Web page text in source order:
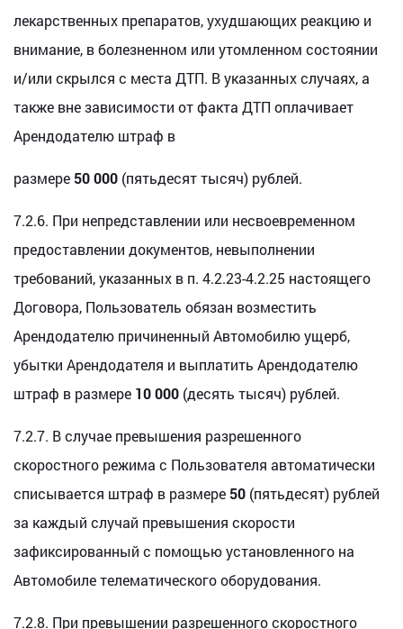
лекарственных препаратов, ухудшающих реакцию и
внимание, в болезненном или утомленном состоянии
и/или скрылся с места ДТП. В указанных случаях, а
также вне зависимости от факта ДТП оплачивает
Арендодателю штраф в
размере 50 000 (пятьдесят тысяч) рублей.
7.2.6. При непредставлении или несвоевременном
предоставлении документов, невыполнении
требований, указанных в п. 4.2.23-4.2.25 настоящего
Договора, Пользователь обязан возместить
Арендодателю причиненный Автомобилю ущерб,
убытки Арендодателя и выплатить Арендодателю
штраф в размере 10 000 (десять тысяч) рублей.
7.2.7. В случае превышения разрешенного
скоростного режима с Пользователя автоматически
списывается штраф в размере 50 (пятьдесят) рублей
за каждый случай превышения скорости
зафиксированный с помощью установленного на
Автомобиле телематического оборудования.
7.2.8. При превышении разрешенного скоростного